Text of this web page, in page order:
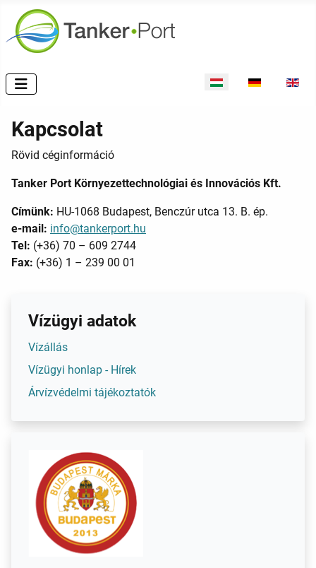
Válasszon nyelvet
Kapcsolat
Rövid céginformáció
Tanker Port Környezettechnológiai és Innovációs Kft.
Címünk: HU-1068 Budapest, Benczúr utca 13. B. ép.
e-mail: info@tankerport.hu
Tel: (+36) 70 – 609 2744
Fax: (+36) 1 – 239 00 01
Vízügyi adatok
Vízállás
Vízügyi honlap - Hírek
Árvízvédelmi tájékoztatók